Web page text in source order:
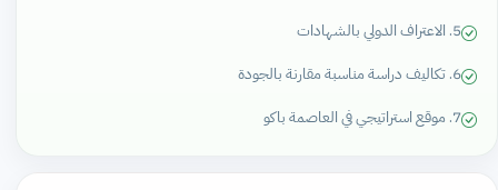
5. الاعتراف الدولي بالشهادات
6. تكاليف دراسة مناسبة مقارنة بالجودة
7. موقع استراتيجي في العاصمة باكو